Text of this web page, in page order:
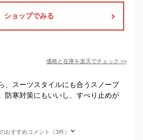
ショップでみる
価格と在庫を楽天でチェック >>
、スーツスタイルにも合うスノーブ
防寒対策にもいいし、すべり止めが
おすすめコメント（3件）